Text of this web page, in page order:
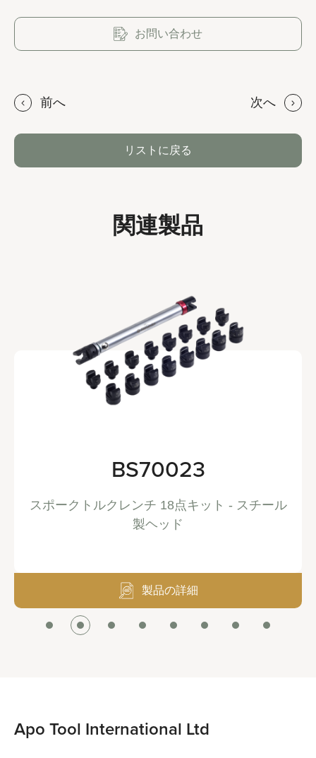
お問い合わせ
前へ 次へ
リストに戻る
関連製品
BS70023
スポークトルクレンチ 18点キット - スチール
製ヘッド
製品の詳細
Apo Tool International Ltd